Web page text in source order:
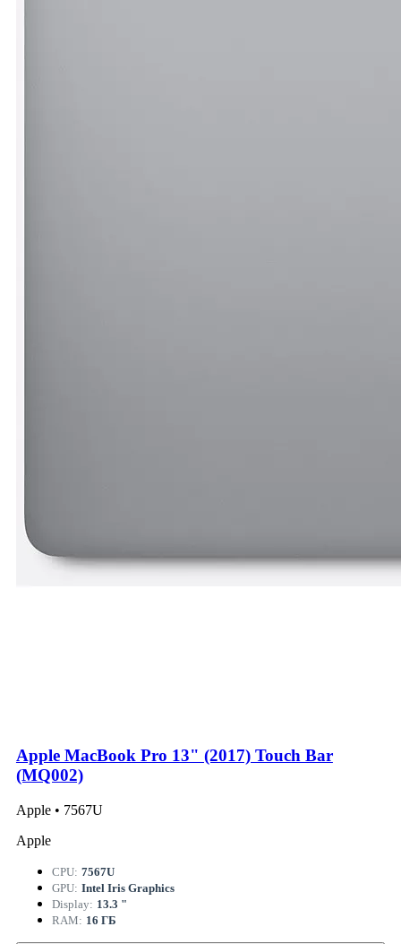
Apple MacBook Pro 13" (2017) Touch Bar
(MQ002)
Apple • 7567U
Apple
CPU: 7567U
GPU: Intel Iris Graphics
Display: 13.3 "
RAM: 16 ГБ